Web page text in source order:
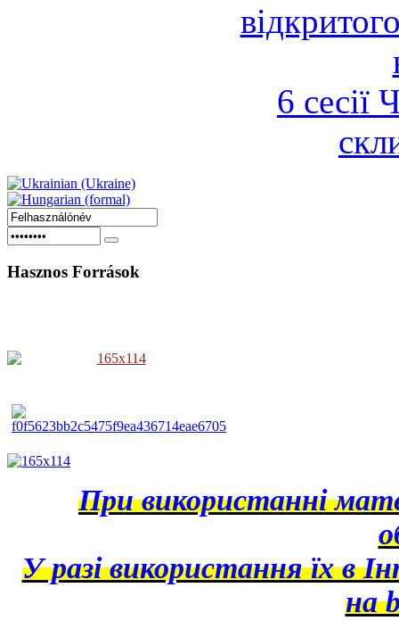
6 сесії
Hasznos Források
При використанні
У разі використання їх в
на